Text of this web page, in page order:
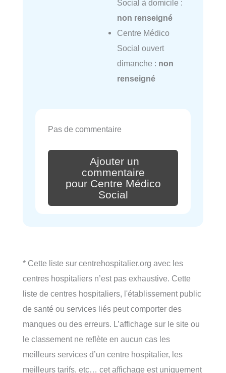
Social à domicile :
non renseigné
Centre Médico
Social ouvert
dimanche : non
renseigné
Pas de commentaire
Ajouter un
commentaire
pour Centre Médico
Social
* Cette liste sur centrehospitalier.org avec les
centres hospitaliers n’est pas exhaustive. Cette
liste de centres hospitaliers, l'établissement public
de santé ou services liés peut comporter des
manques ou des erreurs. L’affichage sur le site ou
le classement ne reflète en aucun cas les
meilleurs services d’un centre hospitalier, les
meilleurs tarifs, etc… cet affichage est uniquement